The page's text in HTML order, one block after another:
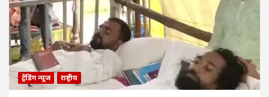
ट्रेंडिंग न्यूज राष्ट्रीय